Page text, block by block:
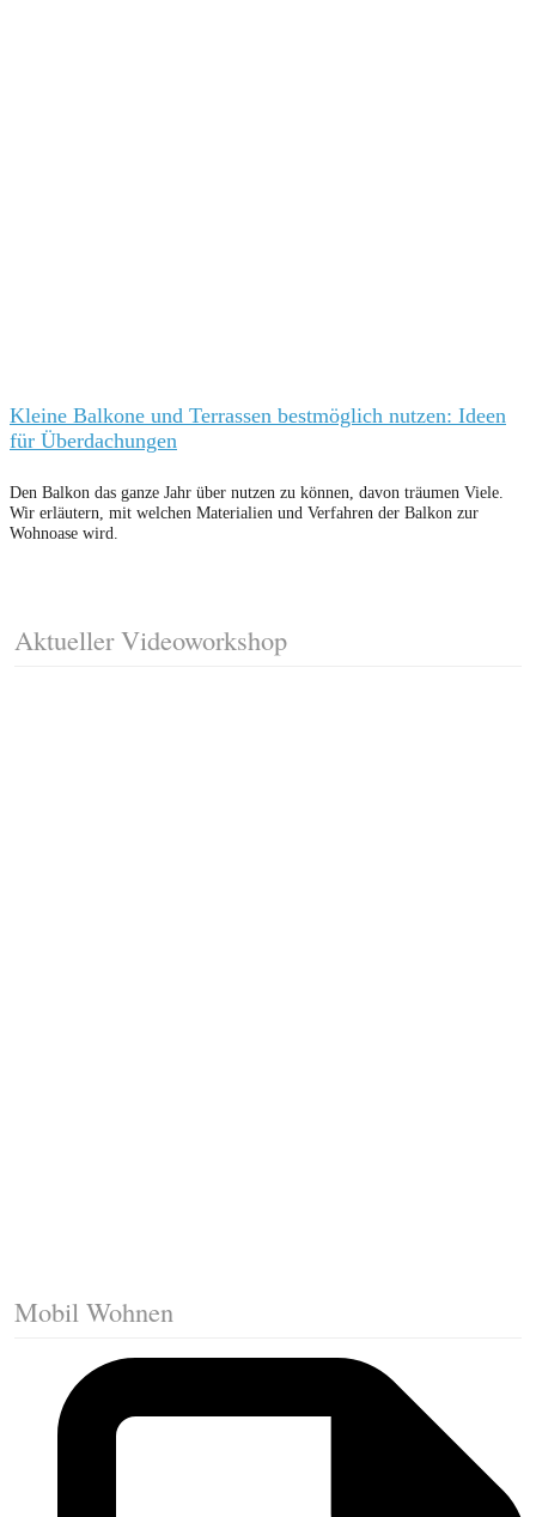
Kleine Balkone und Terrassen bestmöglich nutzen: Ideen
für Überdachungen
Den Balkon das ganze Jahr über nutzen zu können, davon träumen Viele.
Wir erläutern, mit welchen Materialien und Verfahren der Balkon zur
Wohnoase wird.
Aktueller Videoworkshop
Mobil Wohnen